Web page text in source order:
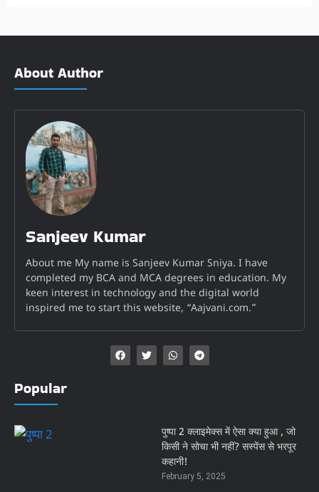
About Author
Sanjeev Kumar
About me My name is Sanjeev Kumar Sniya. I have
completed my BCA and MCA degrees in education. My
keen interest in technology and the digital world
inspired me to start this website, “Aajvani.com.”
Popular
पुष्पा 2 क्लाइमेक्स में ऐसा क्या हुआ , जो
किसी ने सोचा भी नहीं? सस्पेंस से भरपूर
कहानी!
February 5, 2025